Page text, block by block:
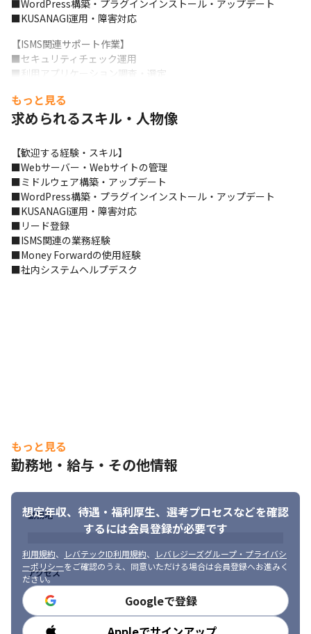
■WordPress構築・プラグインインストール・アップデート
■KUSANAGI運用・障害対応
【ISMS関連サポート作業】
■セキュリティチェック運用
■利用アプリケーション調査・選定
■クラウド申請にあたっての調査・実際の申請
■社内報
【その他作業】
■Webアクセス集計（週次・月次）
■リード登録
■イベント備品の手配・発送
■Webへのお知らせ掲載やメールフッター変更依頼
■請求書のMoney Forward申請
■契約書のチェック
■社内システムヘルプデスク
■社員用名刺作成
もっと見る
求められるスキル・人物像
【歓迎する経験・スキル】
■Webサーバー・Webサイトの管理
■ミドルウェア構築・アップデート
■WordPress構築・プラグインインストール・アップデート
■KUSANAGI運用・障害対応
■リード登録
■ISMS関連の業務経験
■Money Forwardの使用経験
■社内システムヘルプデスク
もっと見る
勤務地・給与・その他情報
想定年収、待遇・福利厚生、 選考プロセスなどを確認
するには会員登録が必要です
利用規約、 レバテックID利用規約、
レバレジーズグループ・プライバシ
ーポリシーをご確認のうえ、同意いただける場合は会員登録へお進みく
ださい。
Googleで登録
勤務地
アクセス
勤務時間